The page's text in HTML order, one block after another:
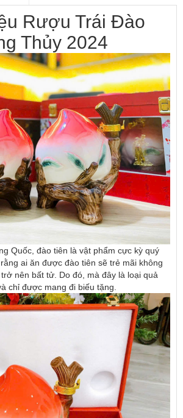
Rượu Trái Đào
Thủy 2024
Quốc, đào tiên là vật phẩm cực kỳ quý
ai ăn được đào tiên sẽ trẻ mãi không
nên bất tử. Do đó, mà đây là loại quả
chỉ được mang đi biếu tặng.